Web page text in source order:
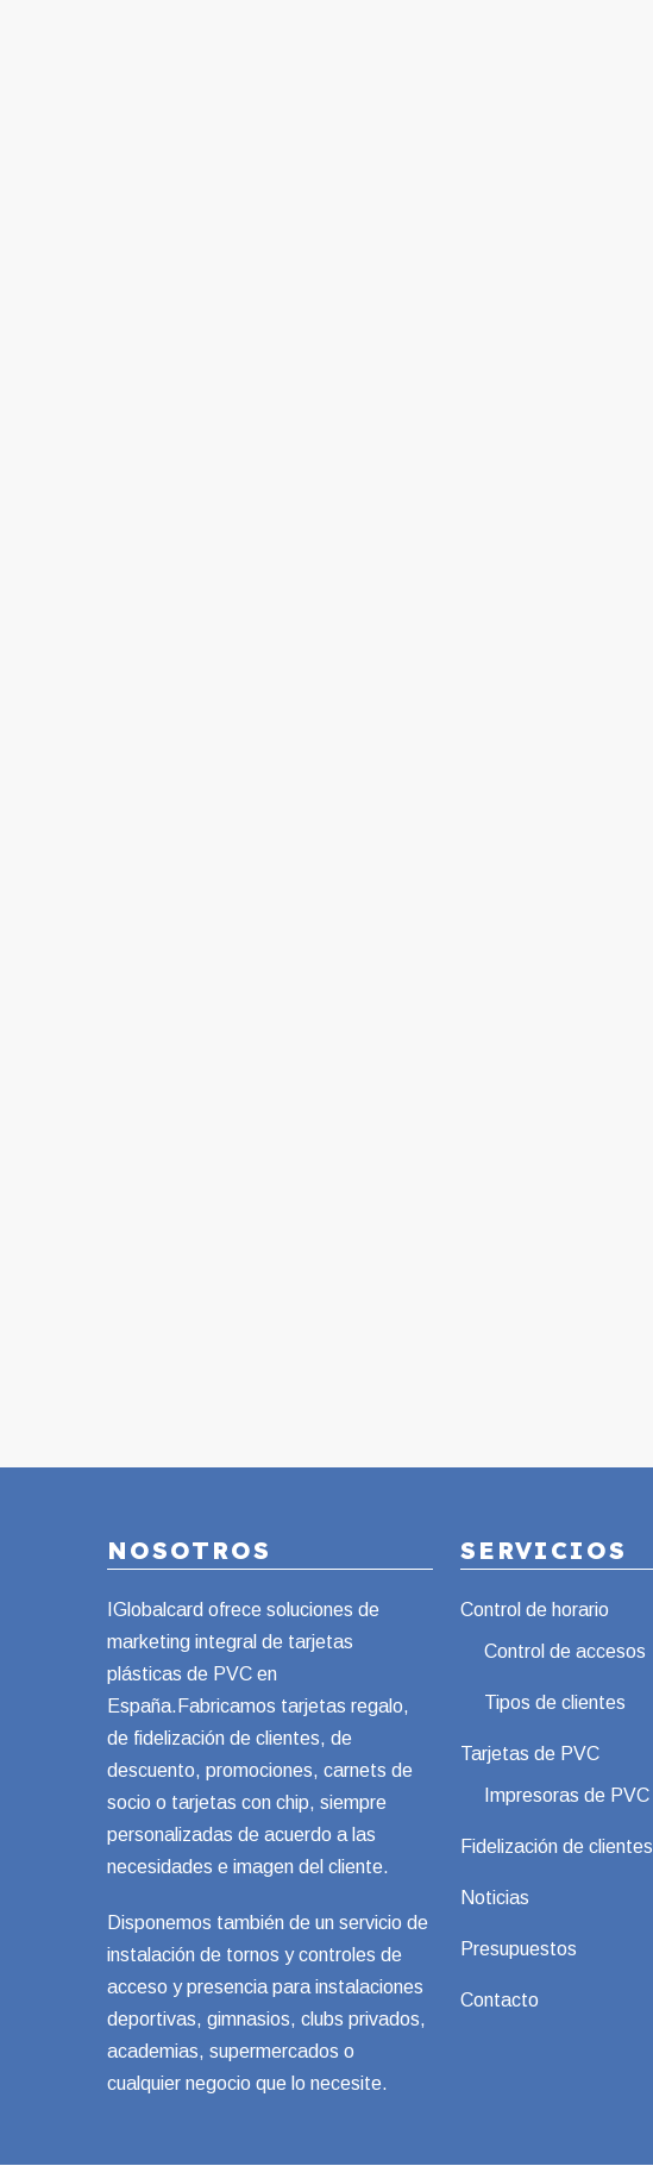
NOSOTROS
IGlobalcard ofrece soluciones de
marketing integral de tarjetas
plásticas de PVC en
España.Fabricamos tarjetas regalo,
de fidelización de clientes, de
descuento, promociones, carnets de
socio o tarjetas con chip, siempre
personalizadas de acuerdo a las
necesidades e imagen del cliente.
Disponemos también de un servicio de
instalación de tornos y controles de
acceso y presencia para instalaciones
deportivas, gimnasios, clubs privados,
academias, supermercados o
cualquier negocio que lo necesite.
SERVICIOS
Control de horario
Control de accesos
Tipos de clientes
Tarjetas de PVC
Impresoras de PVC
Fidelización de clientes
Noticias
Presupuestos
Contacto